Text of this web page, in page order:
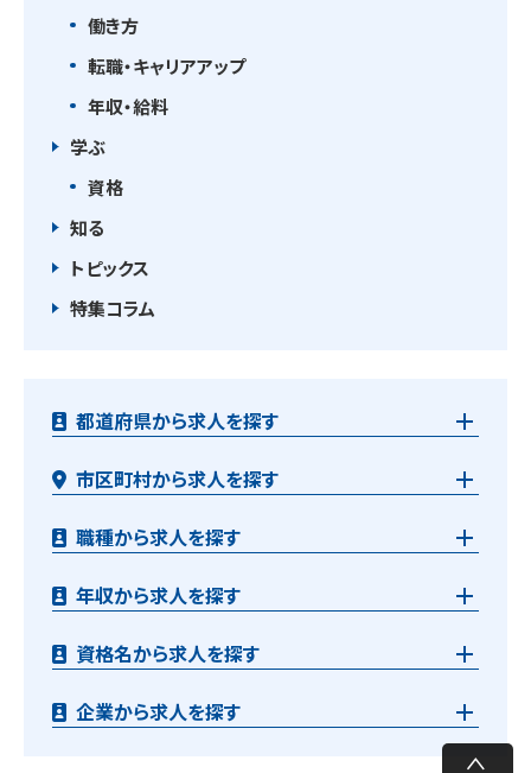
働き方
転職・キャリアアップ
年収・給料
学ぶ
資格
知る
トピックス
特集コラム
都道府県から求人を探す
市区町村から求人を探す
職種から求人を探す
年収から求人を探す
資格名から求人を探す
企業から求人を探す